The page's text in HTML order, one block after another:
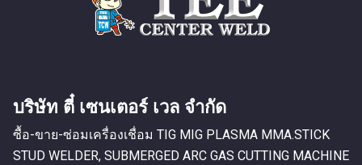
บริษัท ตี๋ เซนเตอร์ เวล จำกัด
ซื้อ-ขาย-ซ่อมเครื่องเชื่อม TIG MIG PLASMA MMA.STICK
STUD WELDER, SUBMERGED ARC GAS CUTTING MACHINE